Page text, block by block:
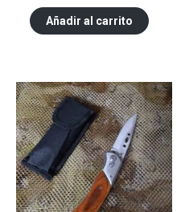
Añadir al carrito